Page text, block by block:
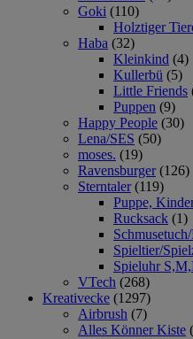
Goki (110)
Holztiger
Haba (32)
Kleinkind (4)
Kullerbü (5)
Little Friends
Puppen (9)
Happy People (30)
Lena/SES (50)
moses. (19)
Ravensburger (126)
Sterntaler (119)
Puppe,
Rucksack (1)
Spieltier/
Spieluhr
VTech (268)
Kreativecke (1297)
Airbrush (7)
Alles Könner Kiste